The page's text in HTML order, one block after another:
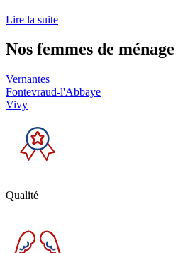
Lire la suite
Nos femmes de ménage
Vernantes
Fontevraud-l'Abbaye
Vivy
Qualité